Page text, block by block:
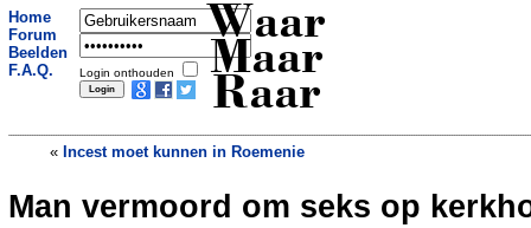
Home
Forum
Beelden
F.A.Q.
Login onthouden
Waar
Maar
Raar
« Incest moet kunnen in Roemenie
Cipier die vriendjes werd met
gevangenen ontslagen»
Man vermoord om seks op